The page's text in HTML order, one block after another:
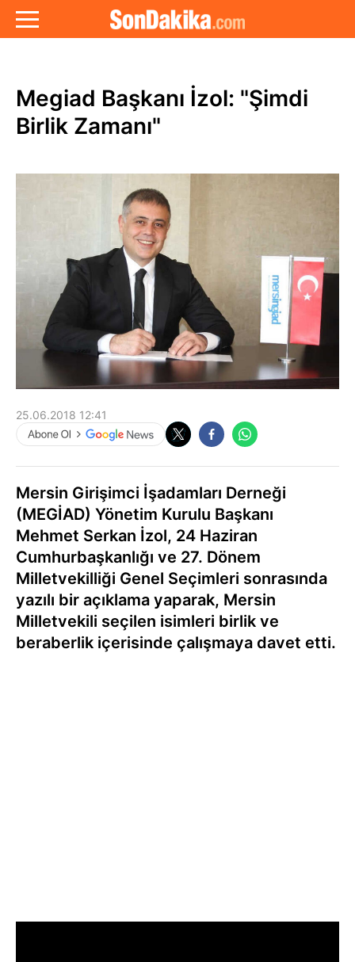
Megiad Başkanı İzol: "Şimdi
Birlik Zamanı"
25.06.2018 12:41
Mersin Girişimci İşadamları Derneği
(MEGİAD) Yönetim Kurulu Başkanı
Mehmet Serkan İzol, 24 Haziran
Cumhurbaşkanlığı ve 27. Dönem
Milletvekilliği Genel Seçimleri sonrasında
yazılı bir açıklama yaparak, Mersin
Milletvekili seçilen isimleri birlik ve
beraberlik içerisinde çalışmaya davet etti.